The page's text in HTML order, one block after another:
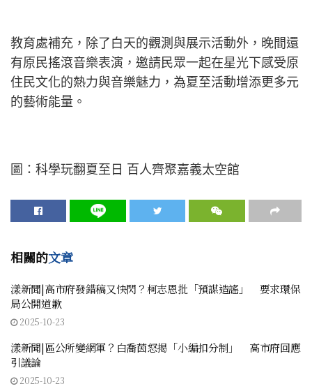
教育處補充，除了白天的觀測與展示活動外，晚間還
有原民搖滾音樂表演，邀請民眾一起在星光下感受原
住民文化的熱力與音樂魅力，為夏至活動增添更多元
的藝術能量。
圖：科學玩翻夏至日 百人齊聚嘉義太空館
相關的文章
漾新聞|高市府發錯稿又快閃？柯志恩批「預謀造謠」 要求環保
局公開道歉
2025-10-23
漾新聞|區公所變網軍？白喬茵怒揭「小編扣分制」 高市府回應
引議論
2025-10-23